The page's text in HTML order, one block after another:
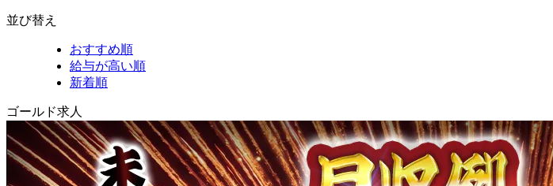
並び替え
おすすめ順
給与が高い順
新着順
ゴールド求人